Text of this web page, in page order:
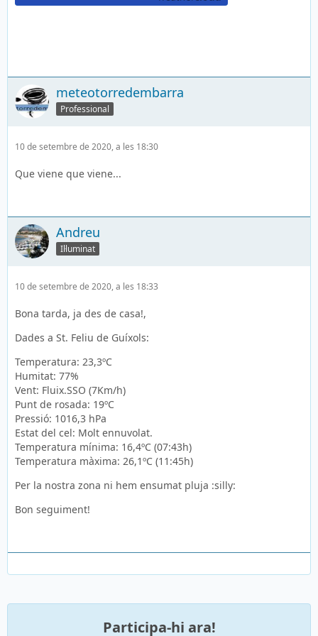
meteotorredembarra
Professional
10 de setembre de 2020, a les 18:30
Que viene que viene...
Andreu
Il·luminat
10 de setembre de 2020, a les 18:33
Bona tarda, ja des de casa!,
Dades a St. Feliu de Guíxols:
Temperatura: 23,3ºC
Humitat: 77%
Vent: Fluix.SSO (7Km/h)
Punt de rosada: 19ºC
Pressió: 1016,3 hPa
Estat del cel: Molt ennuvolat.
Temperatura mínima: 16,4ºC (07:43h)
Temperatura màxima: 26,1ºC (11:45h)
Per la nostra zona ni hem ensumat pluja :silly:
Bon seguiment!
Participa-hi ara!